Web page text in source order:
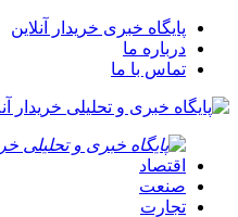
پایگاه خبری خریدار آنلاین
درباره ما
تماس با ما
اقتصاد
صنعت
تجارت